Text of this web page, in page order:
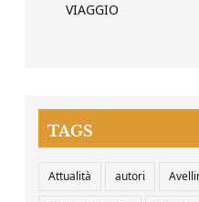
VIAGGIO
TAGS
Attualità autori